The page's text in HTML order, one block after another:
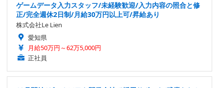
ゲームデータ入力スタッフ/未経験歓迎/入力内容の照合と修
正/完全週休2日制/月給30万円以上可/昇給あり
株式会社Le Lien
愛知県
月給50万円～62万5,000円
正社員